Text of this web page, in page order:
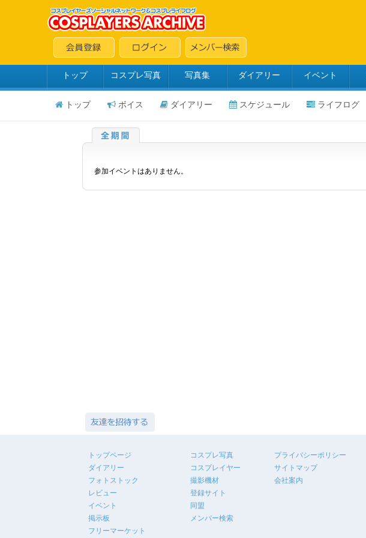
トップ コスプレ写真 写真集 ダイアリー イベント
トップ ボイス ダイアリー スケジュール ライフログ
参加イベントはありません。
トップページ
ダイアリー
フォトストック
レビュー
イベント
掲示板
フリーマーケット
コスプレ写真
コスプレイヤー
撮影機材
登録サイト
同盟
メンバー検索
プライバシーポリシー
サイトマップ
会社案内